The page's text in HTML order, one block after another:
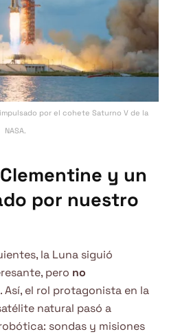
por el cohete Saturno V de la
NASA.
y un
por nuestro
la Luna siguió
pero no
. Así, el rol protagonista en la
natural pasó a
sondas y misiones